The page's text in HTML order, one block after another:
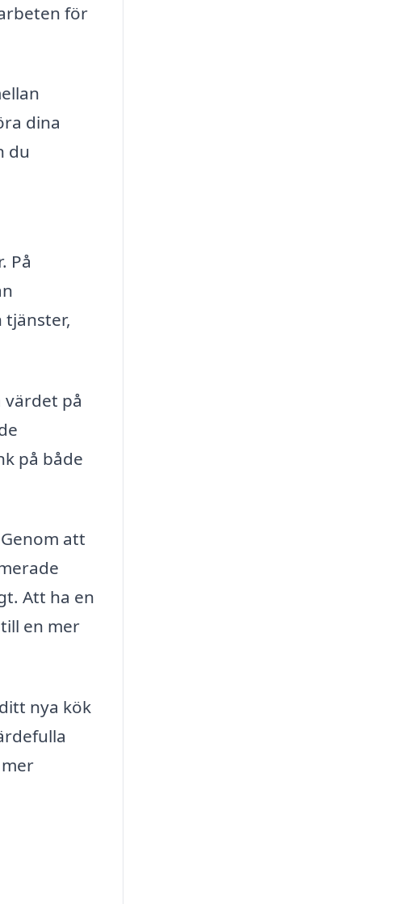
för
dina
du
På
på
på både
att
Att ha en
en mer
nya kök